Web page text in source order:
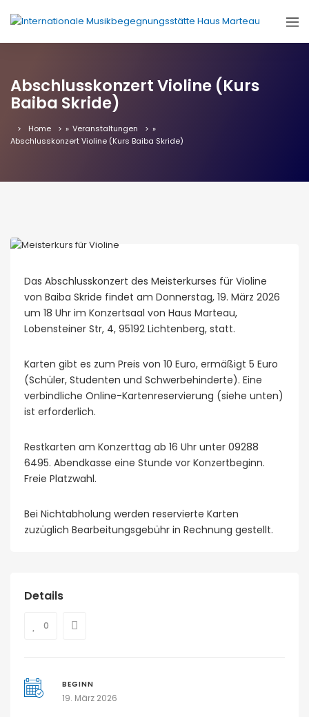
Abschlusskonzert Violine (Kurs
Baiba Skride)
Home » Veranstaltungen
»
Abschlusskonzert Violine (Kurs Baiba Skride)
Das Abschlusskonzert des Meisterkurses für Violine
von Baiba Skride findet am Donnerstag, 19. März 2026
um 18 Uhr im Konzertsaal von Haus Marteau,
Lobensteiner Str, 4, 95192 Lichtenberg, statt.
Karten gibt es zum Preis von 10 Euro, ermäßigt 5 Euro
(Schüler, Studenten und Schwerbehinderte). Eine
verbindliche Online-Kartenreservierung (siehe unten)
ist erforderlich.
Restkarten am Konzerttag ab 16 Uhr unter 09288
6495. Abendkasse eine Stunde vor Konzertbeginn.
Freie Platzwahl.
Bei Nichtabholung werden reservierte Karten
zuzüglich Bearbeitungsgebühr in Rechnung gestellt.
Details
0
BEGINN
19. März 2026